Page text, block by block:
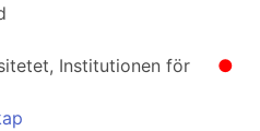
●
Institutionen för